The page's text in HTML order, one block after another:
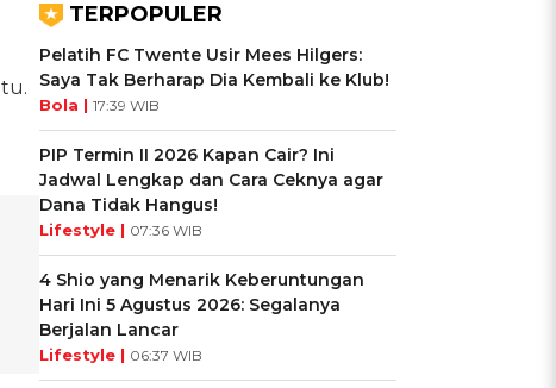
TERPOPULER
Pelatih FC Twente Usir Mees Hilgers:
Saya Tak Berharap Dia Kembali ke Klub!
Bola | 17:39 WIB
PIP Termin II 2026 Kapan Cair? Ini
Jadwal Lengkap dan Cara Ceknya agar
Dana Tidak Hangus!
Lifestyle | 07:36 WIB
4 Shio yang Menarik Keberuntungan
Hari Ini 5 Agustus 2026: Segalanya
Berjalan Lancar
Lifestyle | 06:37 WIB